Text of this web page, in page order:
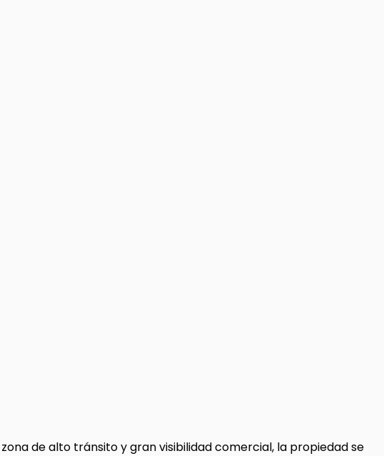
de alto tránsito y gran visibilidad comercial, la propiedad se